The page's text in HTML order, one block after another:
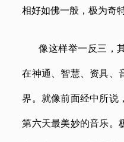
相好如佛一般，极为奇特
像这样举一反三，
在神通、智慧、资具、
界。就像前面经中所说
第六天最美妙的音乐。